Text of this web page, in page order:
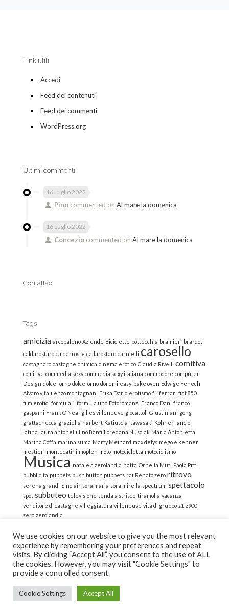
Link utili
Accedi
Feed dei contenuti
Feed dei commenti
WordPress.org
Ultimi commenti
16 Luglio 2022
Pino commented onAl mare la domenica
16 Luglio 2022
Concezio commented onAl mare la domenica
Contattaci
Tags
amicizia arcobaleno Aziende Biciclette bottecchia bramieri brardot
caldarostaro caldarroste callarostaro carnielli carosello
castagnaro castagne chimica cinema erotico Claudia Rivelli comitiva
comitive commedia sexy commedia sexy italiana commodore computer
Design dolce forno dolceforno doremi easy-bake oven Edwige Fenech
Alvaro vitali enzo montagnani Erika Dario erotismo f1 ferrari fiat 850
film erotici formula 1 formula uno Fotoromanzi Franco Dani franco
gasparri Frank O’Neal gilles villeneuve giocattoli Giustiniani gong
grattachecca graziella harbert Katiuscia kawasaki Kohner lancio
latina laura antonelli lino Banfi Loredana Nusciak Maria Antonietta
Marina Coffa marina suma Marty Meinard max delys mego e kenner
mestieri montecatini moplen moto motocicletta motociclismo
Musica natale a zerolandia natta Ornella Muti Paola Pitti
pubblicita puppets push button puppets rai Renato zero ritrovo
serena grandi Sinclair sora maria sora mirella spectrum spettacolo
spot subbuteo televisione tenda a strisce tiramolla vacanza
venditore di castagne villeggiatura villeneuve vita di gruppo z1 z900
zero zerolandia
© 2022 La Strana Nostalgia | All Rights Reserved | Powered
We use cookies on our website to give you the most relevant
experience by remembering your preferences and repeat
visits. By clicking “Accept All”, you consent to the use of ALL
the cookies. However, you may visit "Cookie Settings" to
provide a controlled consent.
Cookie Settings Accept All